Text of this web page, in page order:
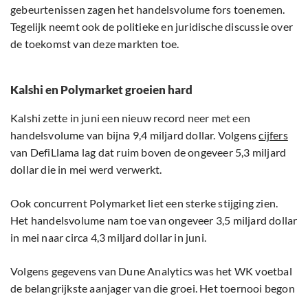
gebeurtenissen zagen het handelsvolume fors toenemen.
Tegelijk neemt ook de politieke en juridische discussie over
de toekomst van deze markten toe.
Kalshi en Polymarket groeien hard
Kalshi zette in juni een nieuw record neer met een
handelsvolume van bijna 9,4 miljard dollar. Volgenscijfers
van DefiLlama lag dat ruim boven de ongeveer 5,3 miljard
dollar die in mei werd verwerkt.
Ook concurrent Polymarket liet een sterke stijging zien.
Het handelsvolume nam toe van ongeveer 3,5 miljard dollar
in mei naar circa 4,3 miljard dollar in juni.
Volgens gegevens van Dune Analytics was het WK voetbal
de belangrijkste aanjager van die groei. Het toernooi begon